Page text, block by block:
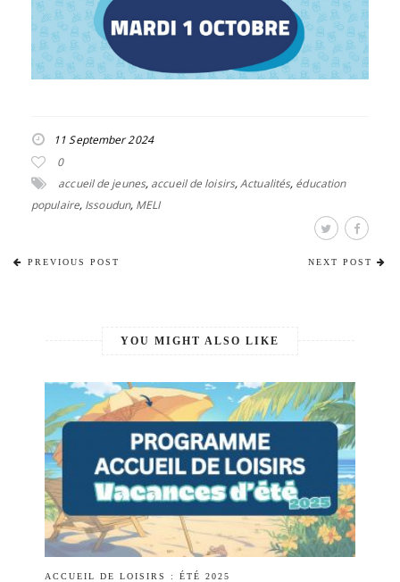
11 September 2024
0
accueil de jeunes, accueil de loisirs,Actualités, éducation
populaire, Issoudun, MELI
PREVIOUS POST NEXT POST
YOU MIGHT ALSO LIKE
ACCUEIL DE LOISIRS : ÉTÉ 2025